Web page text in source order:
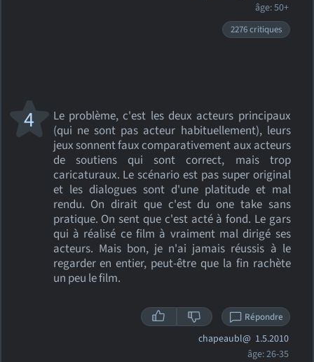
âge: 50+
2276 critiques
Le problème, c'est les deux acteurs principaux
(qui ne sont pas acteur habituellement), leurs
jeux sonnent faux comparativement aux acteurs
de soutiens qui sont correct, mais trop
caricaturaux. Le scénario est pas super original
et les dialogues sont d'une platitude et mal
rendu. On dirait que c'est du one take sans
pratique. On sent que c'est acté à fond. Le gars
qui à réalisé ce film à vraiment mal dirigé ses
acteurs. Mais bon, je n'ai jamais réussis à le
regarder en entier, peut-être que la fin rachète
un peu le film.
4
Répondre
chapeaubl@ 1.5.2010
âge: 26-35